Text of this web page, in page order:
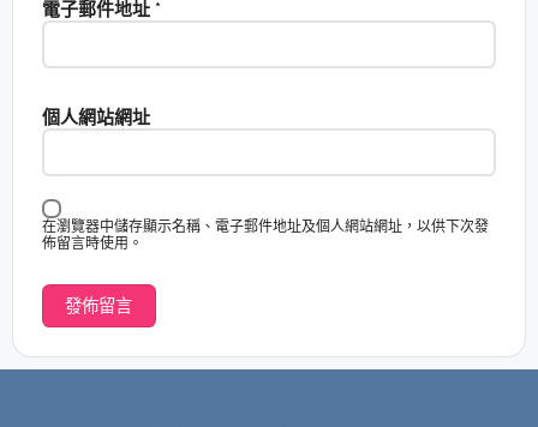
電子郵件地址 *
個人網站網址
在瀏覽器中儲存顯示名稱、電子郵件地址及個人網站網址，以供下次發
佈留言時使用。